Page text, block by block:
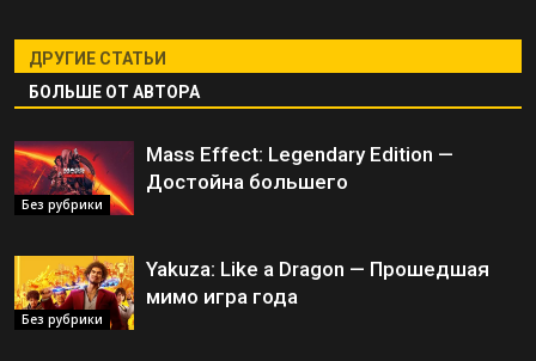
ДРУГИЕ СТАТЬИ
БОЛЬШЕ ОТ АВТОРА
Без рубрики
Mass Effect: Legendary Edition —
Достойна большего
Без рубрики
Yakuza: Like a Dragon — Прошедшая
мимо игра года